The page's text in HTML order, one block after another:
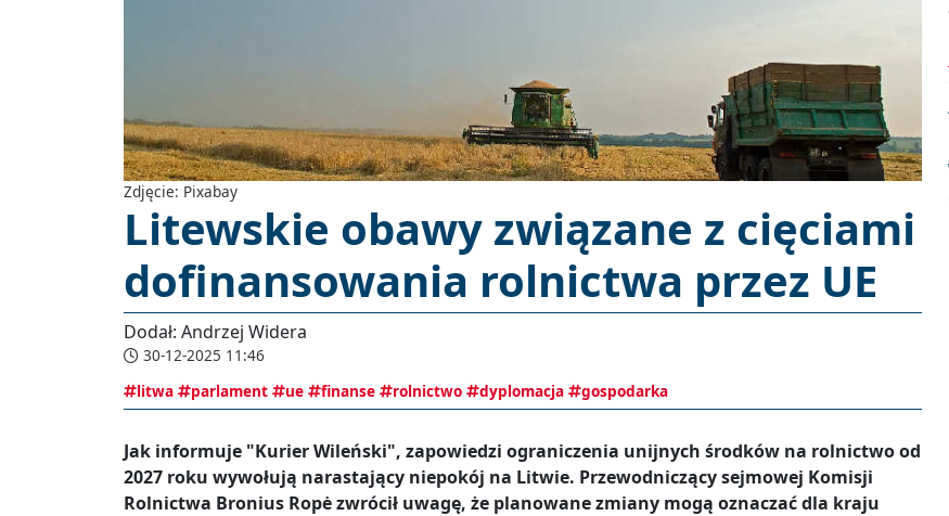
Zdjęcie: Pixabay
Litewskie obawy związane z cięciami
dofinansowania rolnictwa przez UE
Dodał: Andrzej Widera
30-12-2025 11:46
litwa
parlament ue finanse rolnictwo dyplomacja gospodarka
Jak informuje "Kurier Wileński", zapowiedzi ograniczenia unijnych środków na rolnictwo od
2027 roku wywołują narastający niepokój na Litwie. Przewodniczący sejmowej Komisji
Rolnictwa Bronius Ropė zwrócił uwagę, że planowane zmiany mogą oznaczać dla kraju